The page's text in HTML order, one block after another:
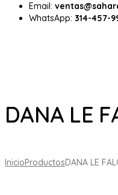
Email:
WhatsApp: 314-457-
DANA LE
InicioProductosDANA LE